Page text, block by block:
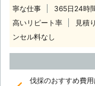
寧な仕事
365日24時
高いリピート率
見積
ンセル料なし
伐採のおすすめ費